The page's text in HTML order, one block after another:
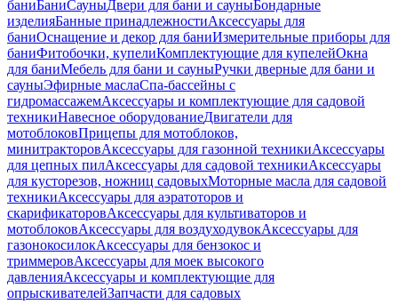
баниБаниСауныДвери для бани и сауныБондарные
изделияБанные принадлежностиАксессуары для
баниОснащение и декор для баниИзмерительные приборы для
баниФитобочки, купелиКомплектующие для купелейОкна
для баниМебель для бани и сауныРучки дверные для бани и
сауныЭфирные маслаСпа-бассейны с
гидромассажемАксессуары и комплектующие для садовой
техникиНавесное оборудованиеДвигатели для
мотоблоковПрицепы для мотоблоков,
минитракторовАксессуары для газонной техникиАксессуары
для цепных пилАксессуары для садовой техникиАксессуары
для кусторезов, ножниц садовыхМоторные масла для садовой
техникиАксессуары для аэратоторов и
скарификаторовАксессуары для культиваторов и
мотоблоковАксессуары для воздуходувокАксессуары для
газонокосилокАксессуары для бензокос и
триммеровАксессуары для моек высокого
давленияАксессуары и комплектующие для
опрыскивателейЗапчасти для садовых